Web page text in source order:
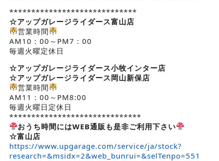
*****************************
☆アップガレージライダース富山店
営業時間
AM10：00～PM7：00
毎週火曜定休日
☆アップガレージライダース小牧インター店
☆アップガレージライダース岡山新保店
営業時間
AM11：00～PM8:00
毎週火曜日定休日
******************************
おうち時間にはWEB通販も是非ご利用下さい
☆富山店
https://www.upgarage.com/service/ja/stock?
research=&msidx=2&web_bunrui=&selTenpo=551